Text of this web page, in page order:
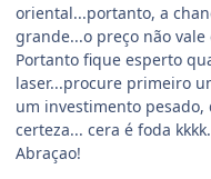
oriental...portanto, a
grande...o preço não
Portanto fique esperto
laser...procure primeiro
um investimento
certeza... cera é foda kkkk.
Abraçao!